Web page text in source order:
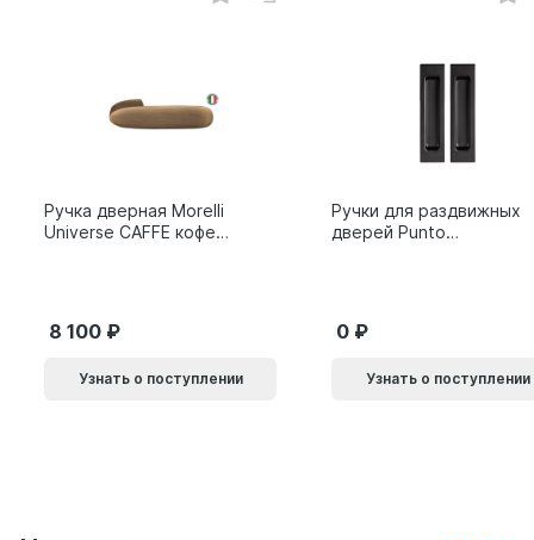
Ручка дверная Morelli
Universe CAFFE кофе
8 100
Узнать о поступлении
Ручки для раздвижных
дверей Punto
0
Узнать о поступлении